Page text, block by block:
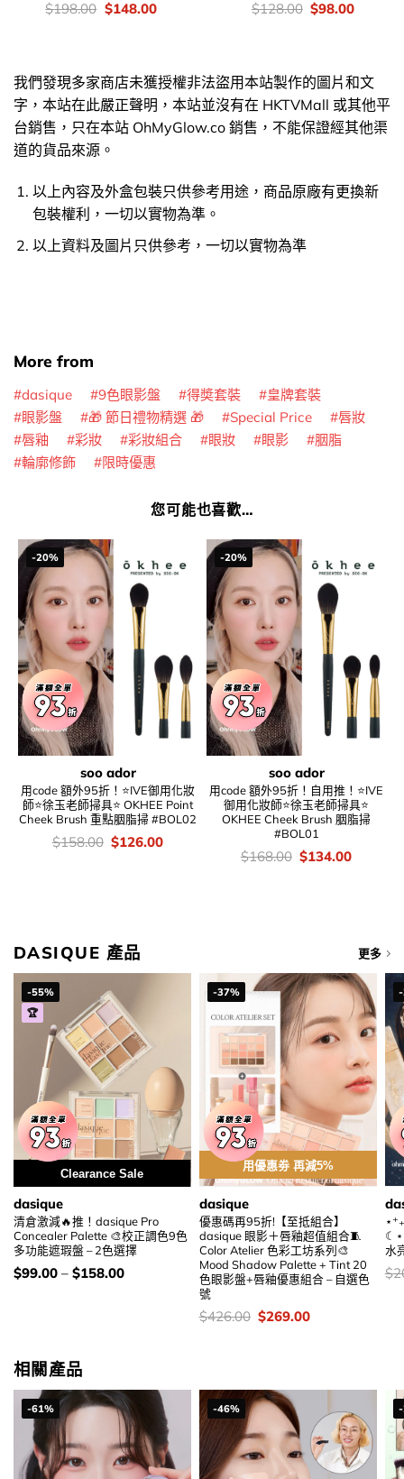
價
錢：
$198.00 Original
price
$148.00Current 價
錢：
$128.00 Original
price
$98.00Current
我們發現多家商店未獲授權非法盜用本站製作的圖片和文
字，本站在此嚴正聲明，本站並沒有在 HKTVMall 或其他平
台銷售，只在本站 OhMyGlow.co 銷售，不能保證經其他渠
道的貨品來源。
以上內容及外盒包裝只供參考用途，商品原廠有更換新
包裝權利，一切以實物為準。
以上資料及圖片只供參考，一切以實物為準
More from
dasique 9色眼影盤 得奬套裝
皇牌套裝
眼影盤
🎁 節日禮物精選 🎁 Special Price
唇妝
唇釉
彩妝 彩妝組合 眼妝 眼影
胭脂
輪廓修飾
限時優惠
您可能也喜歡…
-20%
soo ador
用code 額外95折！⭐IVE御用化妝
師⭐徐玉老師掃具⭐ OKHEE Point
Cheek Brush 重點胭脂掃 #BOL02
價
錢：
$158.00 Original
price
$126.00Current
-20%
soo ador
用code 額外95折！自用推！⭐IVE
御用化妝師⭐徐玉老師掃具⭐
OKHEE Cheek Brush 胭脂掃
#BOL01
價
錢：
$168.00 Original
price
$134.00Current
DASIQUE 產品 更多
-55%
🏆
Clearance Sale
dasique
清倉激減🔥推！dasique Pro
Concealer Palette 🎨校正調色9色
多功能遮瑕盤 – 2色選擇
價
錢：
$99.00– $158.00
-37%
用優惠劵 再減5%
dasique
優惠碼再95折!【至抵組合】
dasique 眼影＋唇釉超值組合🧵
Color Atelier 色彩工坊系列🎨
Mood Shadow Palette + Tint 20
色眼影盤+唇釉優惠組合 – 自選色
號
價
錢：
$426.00 Original
price
$269.00Current
水
價
錢
$
相關產品
-61% -46%